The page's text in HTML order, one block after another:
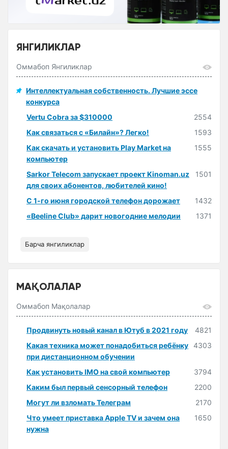
ЯНГИЛИКЛАР
Оммабоп Янгиликлар
Интеллектуальная собственность. Лучшие эссе
конкурса
Vertu Cobra за $310000
2554
Как связаться с «Билайн»? Легко!
1593
Как скачать и установить Play Market на
компьютер
1555
Sarkor Telecom запускает проект Kinoman.uz
для своих абонентов, любителей кино!
1501
С 1-го июня городской телефон дорожает
1432
«Beeline Club» дарит новогодние мелодии
1371
Барча янгиликлар
МАҚОЛАЛАР
Оммабоп Мақолалар
Продвинуть новый канал в Ютуб в 2021 году
4821
Какая техника может понадобиться ребёнку
при дистанционном обучении
4303
Как установить IMO на свой компьютер
3794
Каким был первый сенсорный телефон
2200
Могут ли взломать Телеграм
2170
Что умеет приставка Apple TV и зачем она
нужна
1650